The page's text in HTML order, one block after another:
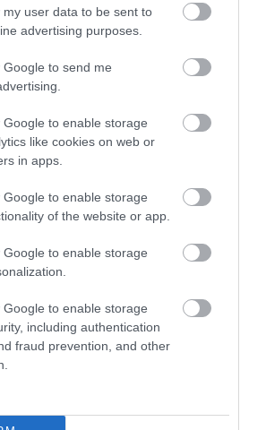
my user data to be sent to
advertising purposes.
to send me
Google to enable storage
like cookies on web or
in apps.
Google to enable storage
of the website or app.
Google to enable storage
Google to enable storage
including authentication
fraud prevention, and other
a problémákat nem a
előtt kell
Apjának köszönhetően
titulust kapott
között, és a rokonok úgy érzik,
bizalmas beszélgetéseket
információk tehát arra engednek
Vilmos és Kamilla is egyaránt
a békülésre vonatkozó